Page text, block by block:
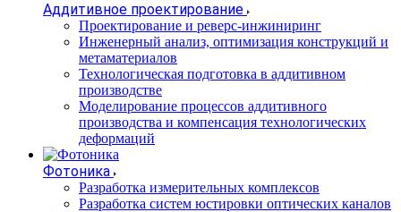
Аддитивное проектирование
Проектирование и реверс-инжиниринг
Инженерный анализ, оптимизация конструкций и
метаматериалов
Технологическая подготовка в аддитивном
производстве
Моделирование процессов аддитивного
производства и компенсация технологических
деформаций
Фотоника
Разработка измерительных комплексов
Разработка систем юстировки оптических каналов